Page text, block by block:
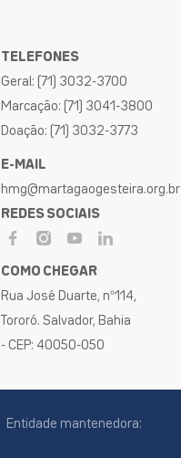
TELEFONES
Geral: (71) 3032-3700
Marcação: (71) 3041-3800
Doação: (71) 3032-3773
E-MAIL
hmg@martagaogesteira.org.br
REDES SOCIAIS
COMO CHEGAR
Rua José Duarte, nº114,
Tororó. Salvador, Bahia
- CEP: 40050-050
Entidade mantenedora: